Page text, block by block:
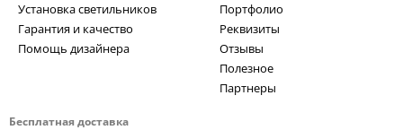
Бесплатная доставка
Установка светильников
Гарантия и качество
Помощь дизайнера
Портфолио
Реквизиты
Отзывы
Полезное
Партнеры